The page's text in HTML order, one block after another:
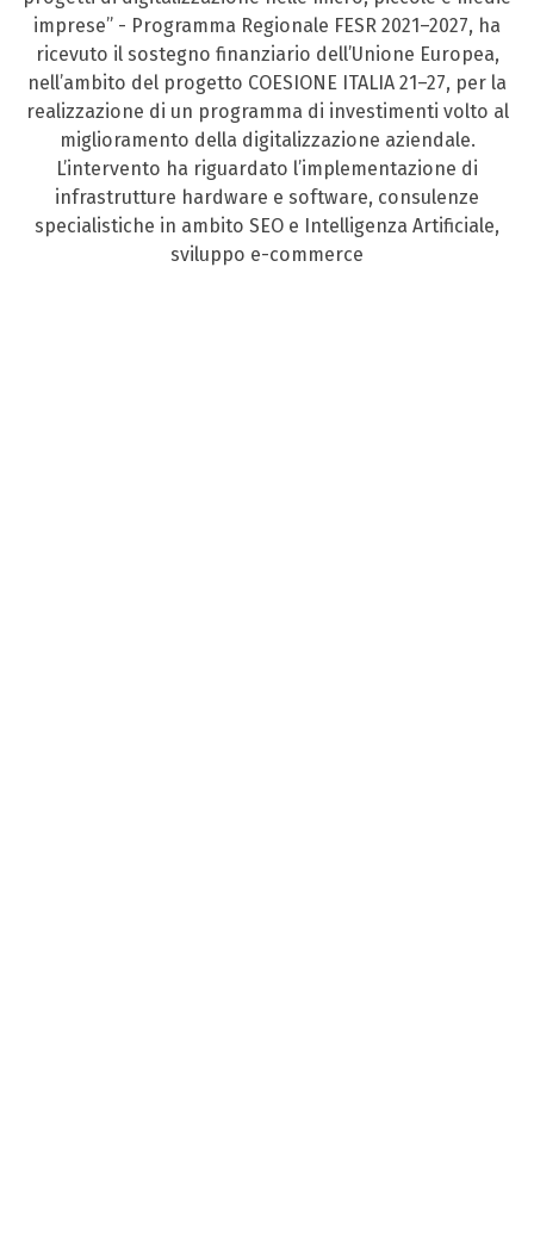
imprese” - Programma Regionale FESR 2021–2027, ha
ricevuto il sostegno finanziario dell’Unione Europea,
nell’ambito del progetto COESIONE ITALIA 21–27, per la
realizzazione di un programma di investimenti volto al
miglioramento della digitalizzazione aziendale.
L’intervento ha riguardato l’implementazione di
infrastrutture hardware e software, consulenze
specialistiche in ambito SEO e Intelligenza Artificiale,
sviluppo e-commerce